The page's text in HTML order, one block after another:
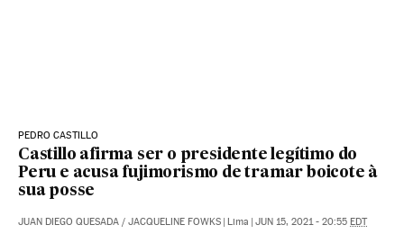
PEDRO CASTILLO
Castillo afirma ser o presidente legítimo do
Peru e acusa fujimorismo de tramar boicote à
sua posse
JUAN DIEGO QUESADA / JACQUELINE FOWKS | Lima | JUN 15, 2021 - 20:55 EDT